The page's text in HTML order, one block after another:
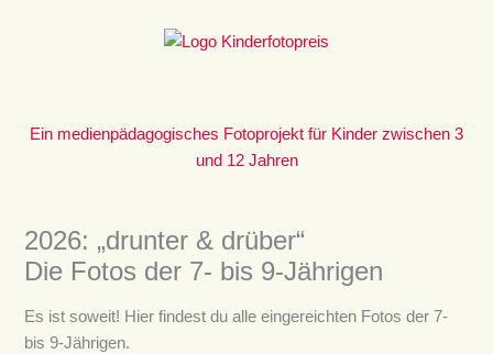
Ein medienpädagogisches Fotoprojekt für Kinder zwischen 3
und 12 Jahren
2026: „drunter & drüber“
Die Fotos der 7- bis 9-Jährigen
Es ist soweit! Hier findest du alle eingereichten Fotos der 7-
bis 9-Jährigen.